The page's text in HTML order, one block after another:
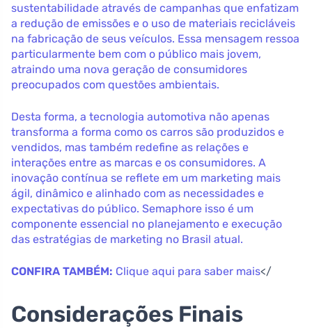
sustentabilidade através de campanhas que enfatizam
a redução de emissões e o uso de materiais recicláveis
na fabricação de seus veículos. Essa mensagem ressoa
particularmente bem com o público mais jovem,
atraindo uma nova geração de consumidores
preocupados com questões ambientais.
Desta forma, a tecnologia automotiva não apenas
transforma a forma como os carros são produzidos e
vendidos, mas também redefine as relações e
interações entre as marcas e os consumidores. A
inovação contínua se reflete em um marketing mais
ágil, dinâmico e alinhado com as necessidades e
expectativas do público. Semaphore isso é um
componente essencial no planejamento e execução
das estratégias de marketing no Brasil atual.
CONFIRA TAMBÉM: Clique aqui para saber mais</
Considerações Finais